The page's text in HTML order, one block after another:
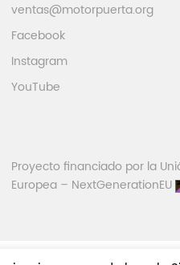
ventas@motorpuerta.org
Facebook
Instagram
YouTube
Proyecto financiado por la
Europea – NextGenerationEU